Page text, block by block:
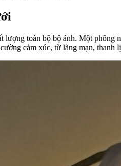
toàn bộ bộ ảnh. Một
cảm xúc, từ lãng mạn, thanh